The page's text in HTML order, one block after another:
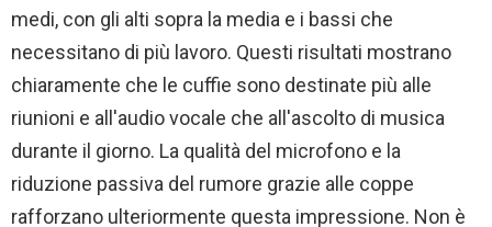
medi, con gli alti sopra la media e i bassi che
necessitano di più lavoro. Questi risultati mostrano
chiaramente che le cuffie sono destinate più alle
riunioni e all'audio vocale che all'ascolto di musica
durante il giorno. La qualità del microfono e la
riduzione passiva del rumore grazie alle coppe
rafforzano ulteriormente questa impressione. Non è